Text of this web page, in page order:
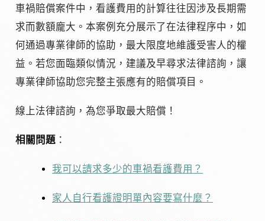
車禍賠償案件中，看護費用的計算往往因涉及長期需
求而數額龐大。本案例充分展示了在法律程序中，如
何通過專業律師的協助，最大限度地維護受害人的權
益。若您面臨類似情況，建議及早尋求法律諮詢，讓
專業律師協助您完整主張應有的賠償項目。
線上法律諮詢，為您爭取最大賠償！
相關問題 ：
我可以請求多少的車禍看護費用？
家人自行看護證明單內容要寫什麼？